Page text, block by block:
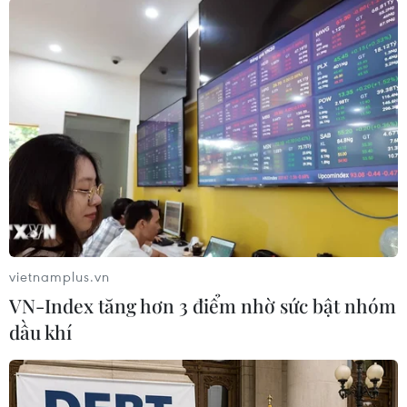
phí ở và một phần sinh hoạt phí.
Bên cạnh đó, các trường cũng cam kết thúc đẩy
hợp tác nghiên cứu khoa học bao gồm nghiên
cứu và bảo tồn giống cây nông nghiệp, nghiên
cứu mô hình ứng dụng công nghệ cao vào sản
xuất các giống rau quả ngắn ngày, tăng cường
trao đổi thông tin, kết quả nghiên cứu khoa học
giữa các bên./.
(TTXVN/Vietnam+)
vietnamplus.vn
VN-Index tăng hơn 3 điểm nhờ sức bật nhóm
dầu khí